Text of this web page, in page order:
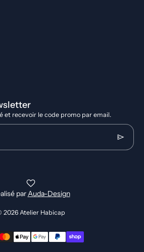
et recevoir le code promo par email.
parAuda-Design
2026 Atelier Habicap